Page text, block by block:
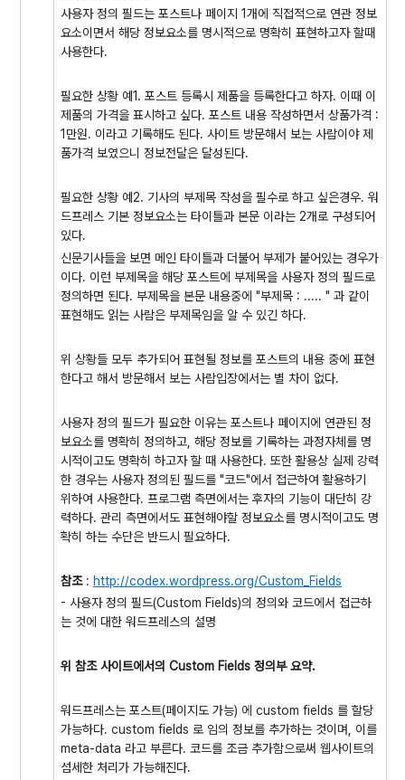
사용자 정의 필드는 포스트나 페이지 1개에 직접적으로 연관 정보
요소이면서 해당 정보요소를 명시적으로 명확히 표현하고자 할때
사용한다.
필요한 상황 예1. 포스트 등록시 제품을 등록한다고 하자. 이때 이
제품의 가격을 표시하고 싶다. 포스트 내용 작성하면서 상품가격 :
1만원. 이라고 기록해도 된다. 사이트 방문해서 보는 사람이야 제
품가격 보였으니 정보전달은 달성된다.
필요한 상황 예2. 기사의 부제목 작성을 필수로 하고 싶은경우. 워
드프레스 기본 정보요소는 타이틀과 본문 이라는 2개로 구성되어
있다.
신문기사들을 보면 메인 타이틀과 더불어 부제가 붙어있는 경우가
이다. 이런 부제목을 해당 포스트에 부제목을 사용자 정의 필드로
정의하면 된다. 부제목을 본문 내용중에 "부제목 : ..... " 과 같이
표현해도 읽는 사람은 부제목임을 알 수 있긴 하다.
위 상황들 모두 추가되어 표현될 정보를 포스트의 내용 중에 표현
한다고 해서 방문해서 보는 사람입장에서는 별 차이 없다.
사용자 정의 필드가 필요한 이유는 포스트나 페이지에 연관된 정
보요소를 명확히 정의하고, 해당 정보를 기록하는 과정자체를 명
시적이고도 명확히 하고자 할 때 사용한다. 또한 활용상 실제 강력
한 경우는 사용자 정의된 필드를 "코드"에서 접근하여 활용하기
위하여 사용한다. 프로그램 측면에서는 후자의 기능이 대단히 강
력하다. 관리 측면에서도 표현해야할 정보요소를 명시적이고도 명
확히 하는 수단은 반드시 필요하다.
참조: http://codex.wordpress.org/Custom_Fields
- 사용자 정의 필드(Custom Fields)의 정의와 코드에서 접근하
는 것에 대한 워드프레스의 설명
위 참조 사이트에서의 Custom Fields 정의부 요약.
워드프레스는 포스트(페이지도 가능) 에 custom fields 를 할당
가능하다. custom fields 로 임의 정보를 추가하는 것이며, 이를
meta-data 라고 부른다. 코드를 조금 추가함으로써 웹사이트의
섬세한 처리가 가능해진다.